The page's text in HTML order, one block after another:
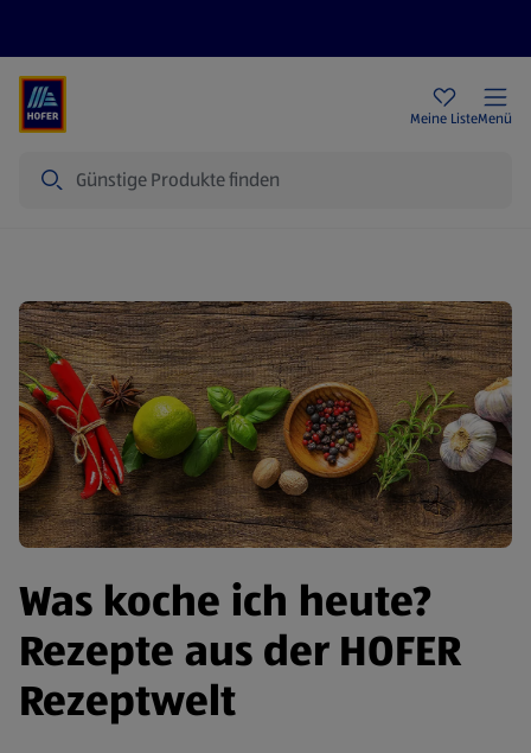
Meine ListeMenü
Was koche ich heute?
Rezepte aus der HOFER
Rezeptwelt